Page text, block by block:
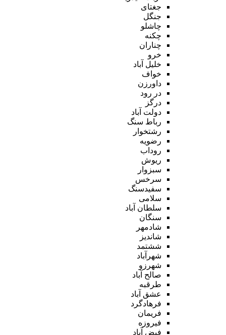
جغتای
جنگل
چاشلو
چکنه
چناران
خرو
خلیل آباد
خواف
داورزن
در رود
درگز
دولت آباد
رباط سنگ
رشتخوار
رضویه
روداب
ریوش
سبزوار
سرخس
سفیدسنگ
سلامی
سلطان آباد
سنگان
شادمهر
شاندیز
ششتمد
شهرآباد
شهرزو
صالح آباد
طرقبه
عشق آباد
فرهادگرد
فریمان
فیروزه
فیض آباد